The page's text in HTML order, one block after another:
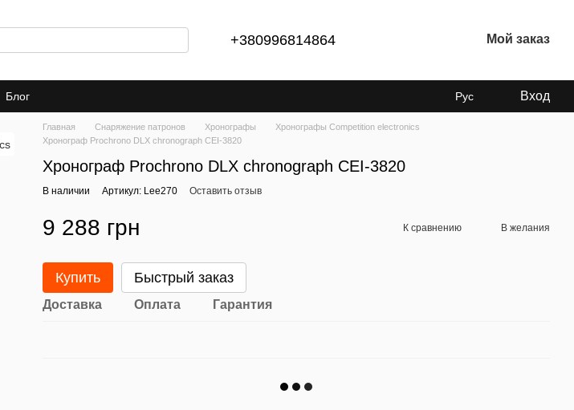
+380996814864 Мой заказ
Блог Рус Вход
Главная Снаряжение патронов Хронографы
Хронографы Competition electronics
Хронограф Prochrono DLX chronograph CEI-3820
Хронограф Prochrono DLX chronograph CEI-3820
В наличии Артикул: Lee270 Оставить отзыв
9 288 грн К сравнению В желания
Купить Быстрый заказ
Доставка Оплата Гарантия